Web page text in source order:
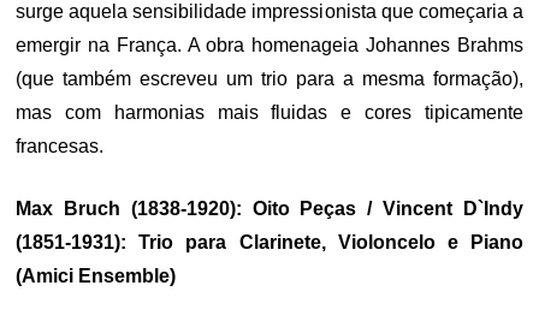
surge aquela sensibilidade impressionista que começaria a
emergir na França. A obra homenageia Johannes Brahms
(que também escreveu um trio para a mesma formação),
mas com harmonias mais fluidas e cores tipicamente
francesas.
Max Bruch (1838-1920): Oito Peças / Vincent D`Indy
(1851-1931): Trio para Clarinete, Violoncelo e Piano
(Amici Ensemble)